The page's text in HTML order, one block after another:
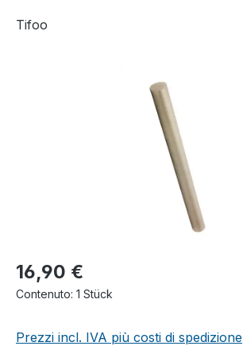
Tifoo
16,90 €
Contenuto: 1 Stück
Prezzi incl. IVA più costi di spedizione